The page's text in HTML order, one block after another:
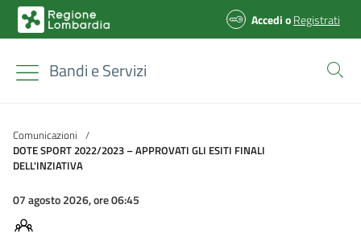
AccedioRegistrati
Bandi e Servizi
Comunicazioni /
DOTE SPORT 2022/2023 – APPROVATI GLI ESITI FINALI
DELL'INZIATIVA
07 agosto 2026, ore 06:45